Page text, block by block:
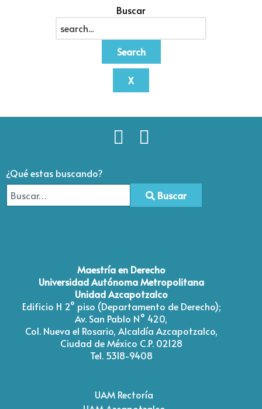
Buscar
Search
X
¿Qué estas buscando?
Buscar
Maestría en Derecho
Universidad Autónoma Metropolitana
Unidad Azcapotzalco
Edificio H 2° piso (Departamento de Derecho);
Av. San Pablo N° 420,
Col. Nueva el Rosario, Alcaldía Azcapotzalco,
Ciudad de México C.P. 02128
Tel. 5318-9408
UAM Rectoría